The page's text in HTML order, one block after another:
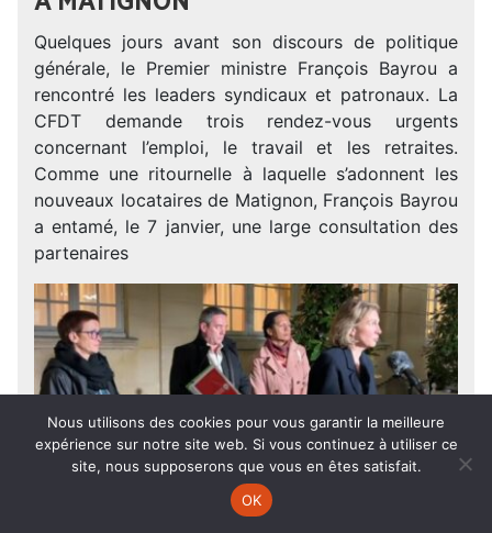
Quelques jours avant son discours de politique
générale, le Premier ministre François Bayrou a
rencontré les leaders syndicaux et patronaux. La
CFDT demande trois rendez-vous urgents
concernant l’emploi, le travail et les retraites.
Comme une ritournelle à laquelle s’adonnent les
nouveaux locataires de Matignon, François Bayrou
a entamé, le 7 janvier, une large consultation des
partenaires
Nous utilisons des cookies pour vous garantir la meilleure
expérience sur notre site web. Si vous continuez à utiliser ce
site, nous supposerons que vous en êtes satisfait.
OK